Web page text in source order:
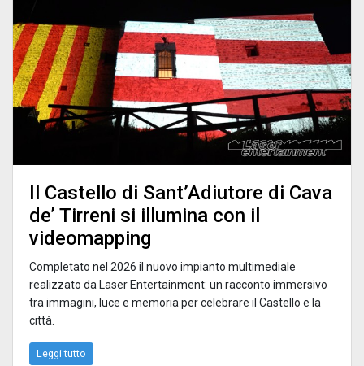
Il Castello di Sant’Adiutore di Cava
de’ Tirreni si illumina con il
videomapping
Completato nel 2026 il nuovo impianto multimediale
realizzato da Laser Entertainment: un racconto immersivo
tra immagini, luce e memoria per celebrare il Castello e la
città.
Leggi tutto